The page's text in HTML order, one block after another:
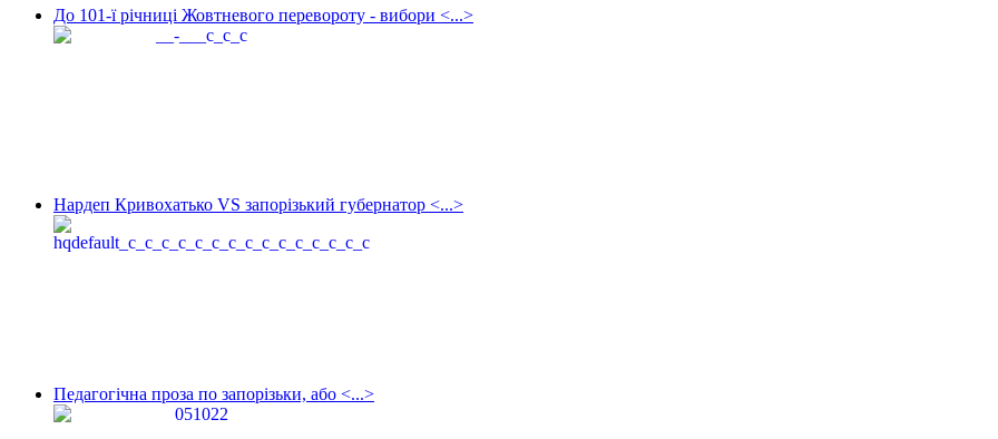
До 101-ї річниці Жовтневого перевороту - вибори <...>
Нардеп Кривохатько VS запорізький губернатор <...>
Педагогічна проза по запорізьки, або <...>